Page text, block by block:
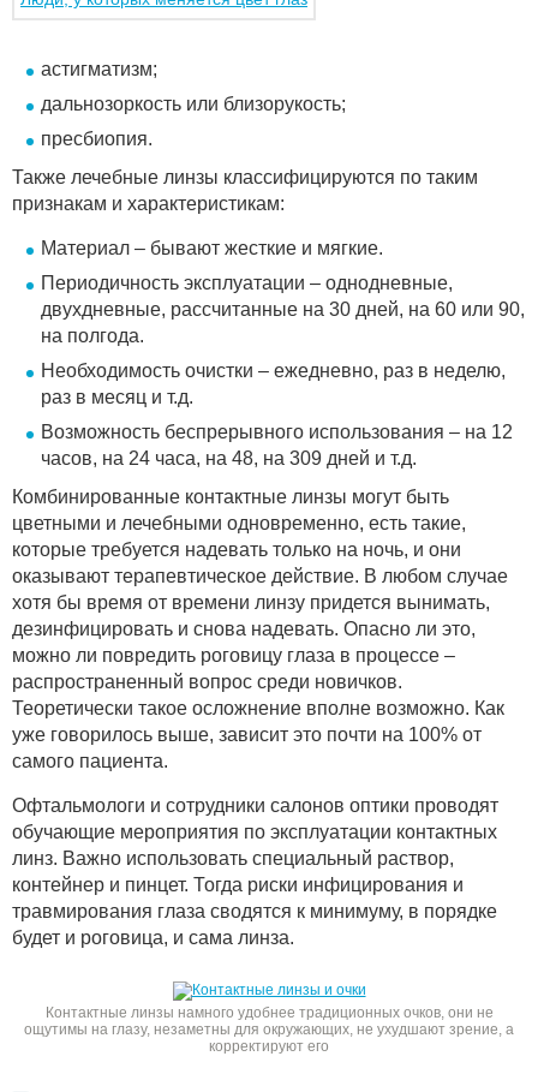
астигматизм;
дальнозоркость или близорукость;
пресбиопия.
Также лечебные линзы классифицируются по таким
признакам и характеристикам:
Материал – бывают жесткие и мягкие.
Периодичность эксплуатации – однодневные,
двухдневные, рассчитанные на 30 дней, на 60 или 90,
на полгода.
Необходимость очистки – ежедневно, раз в неделю,
раз в месяц и т.д.
Возможность беспрерывного использования – на 12
часов, на 24 часа, на 48, на 309 дней и т.д.
Комбинированные контактные линзы могут быть
цветными и лечебными одновременно, есть такие,
которые требуется надевать только на ночь, и они
оказывают терапевтическое действие. В любом случае
хотя бы время от времени линзу придется вынимать,
дезинфицировать и снова надевать. Опасно ли это,
можно ли повредить роговицу глаза в процессе –
распространенный вопрос среди новичков.
Теоретически такое осложнение вполне возможно. Как
уже говорилось выше, зависит это почти на 100% от
самого пациента.
Офтальмологи и сотрудники салонов оптики проводят
обучающие мероприятия по эксплуатации контактных
линз. Важно использовать специальный раствор,
контейнер и пинцет. Тогда риски инфицирования и
травмирования глаза сводятся к минимуму, в порядке
будет и роговица, и сама линза.
Контактные линзы намного удобнее традиционных очков, они не
ощутимы на глазу, незаметны для окружающих, не ухудшают зрение, а
корректируют его